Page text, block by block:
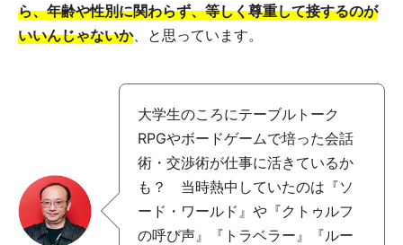
ら、年齢や性別に関わらず、等しく尊重して接するのが
いいんじゃないか、と思っています。
大学生のころにテーブルトーク
RPGやボードゲームで培った会話
術・交渉術が仕事に活きているか
も？ 当時熱中していたのは『ソ
ード・ワールド』や『クトゥルフ
の呼び声』『トラベラー』『ルー